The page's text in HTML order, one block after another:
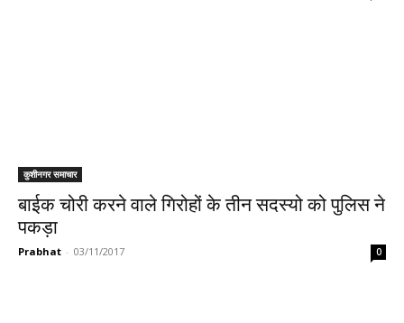
कुशीनगर समाचार
बाईक चोरी करने वाले गिरोहों के तीन सदस्यो को पुलिस ने
पकड़ा
Prabhat - 03/11/2017 0